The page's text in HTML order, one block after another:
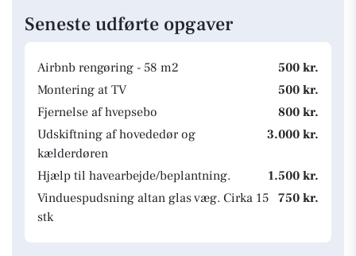
Seneste udførte opgaver
Airbnb rengøring - 58 m2
500 kr.
Montering at TV
500 kr.
Fjernelse af hvepsebo
800 kr.
Udskiftning af hovededør og
kælderdøren
3.000 kr.
Hjælp til havearbejde/beplantning.
1.500 kr.
Vinduespudsning altan glas væg. Cirka 15
stk
750 kr.